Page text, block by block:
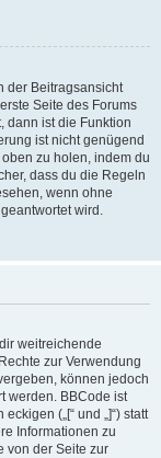
der Beitragsansicht
Seite des Forums
dann ist die Funktion
ist nicht genügend
zu holen, indem du
dass du die Regeln
wenn ohne
wird.
weitreichende
zur Verwendung
können jedoch
werden. BBCode ist
(„[“ und „]“) statt
Informationen zu
von der Seite zur